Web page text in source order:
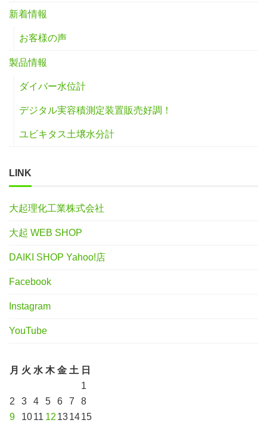
新着情報
お客様の声
製品情報
ダイバー水位計
デジタル実容積測定装置販売好調！
ユビキタス土壌水分計
LINK
大起理化工業株式会社
大起 WEB SHOP
DAIKI SHOP Yahoo!店
Facebook
Instagram
YouTube
月 火 水 木 金 土 日
1
2
3 4 5 6 7
8
9
1011 12 131415